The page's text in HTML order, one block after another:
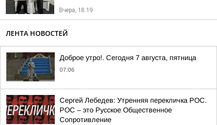
Вчера, 18:19
ЛЕНТА НОВОСТЕЙ
Доброе утро!. Сегодня 7 августа, пятница
07:06
Сергей Лебедев: Утренняя перекличка РОС.
РОС – это Русское Общественное
Сопротивление